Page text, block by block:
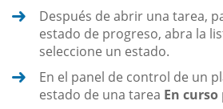
Después de abrir una tarea,
estado de progreso, abra la
seleccione un estado.
En el panel de control de un
estado de una tarea En curso